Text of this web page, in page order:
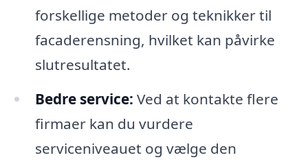
forskellige metoder og teknikker til
facaderensning, hvilket kan påvirke
slutresultatet.
Bedre service: Ved at kontakte flere
firmaer kan du vurdere
serviceniveauet og vælge den